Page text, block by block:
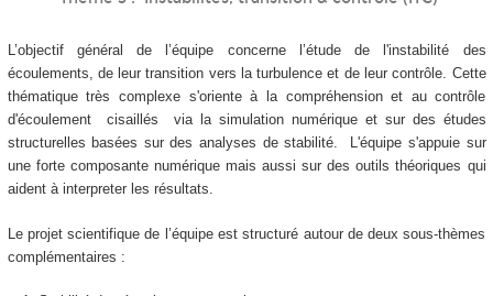
L’objectif général de l’équipe concerne l’étude de l'instabilité des
écoulements, de leur transition vers la turbulence et de leur contrôle. Cette
thématique très complexe s'oriente à la compréhension et au contrôle
d'écoulement cisaillés via la simulation numérique et sur des études
structurelles basées sur des analyses de stabilité. L'équipe s'appuie sur
une forte composante numérique mais aussi sur des outils théoriques qui
aident à interpreter les résultats.
Le projet scientifique de l’équipe est structuré autour de deux sous-thèmes
complémentaires :